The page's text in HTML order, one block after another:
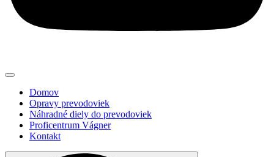
Domov
Opravy prevodoviek
Náhradné diely do prevodoviek
Proficentrum Vágner
Kontakt